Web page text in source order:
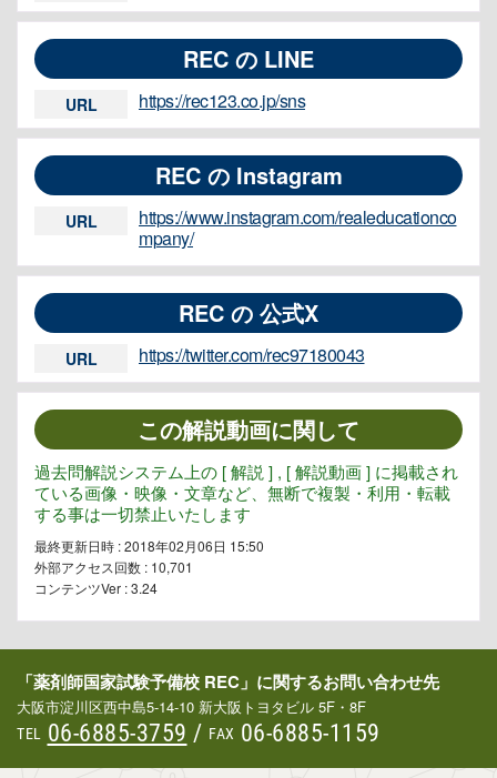
REC の LINE
URL https://rec123.co.jp/sns
REC の Instagram
URL
https://www.instagram.com/realeducationco
mpany/
REC の 公式X
URL https://twitter.com/rec97180043
この解説動画に関して
過去問解説システム上の [ 解説 ] , [ 解説動画 ] に掲載され
ている画像・映像・文章など、無断で複製・利用・転載
する事は一切禁止いたします
最終更新日時 : 2018年02月06日 15:50
外部アクセス回数 : 10,701
コンテンツVer : 3.24
「薬剤師国家試験予備校 REC」に関するお問い合わせ先
大阪市淀川区西中島5-14-10 新大阪トヨタビル 5F・8F
TEL 06-6885-3759 / FAX 06-6885-1159